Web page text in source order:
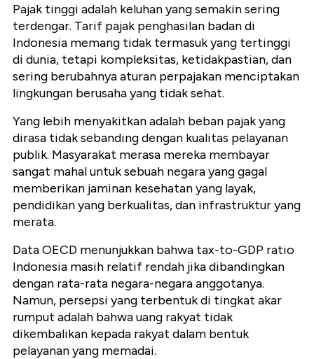
Pajak tinggi adalah keluhan yang semakin sering
terdengar. Tarif pajak penghasilan badan di
Indonesia memang tidak termasuk yang tertinggi
di dunia, tetapi kompleksitas, ketidakpastian, dan
sering berubahnya aturan perpajakan menciptakan
lingkungan berusaha yang tidak sehat.
Yang lebih menyakitkan adalah beban pajak yang
dirasa tidak sebanding dengan kualitas pelayanan
publik. Masyarakat merasa mereka membayar
sangat mahal untuk sebuah negara yang gagal
memberikan jaminan kesehatan yang layak,
pendidikan yang berkualitas, dan infrastruktur yang
merata.
Data OECD menunjukkan bahwa tax-to-GDP ratio
Indonesia masih relatif rendah jika dibandingkan
dengan rata-rata negara-negara anggotanya.
Namun, persepsi yang terbentuk di tingkat akar
rumput adalah bahwa uang rakyat tidak
dikembalikan kepada rakyat dalam bentuk
pelayanan yang memadai.